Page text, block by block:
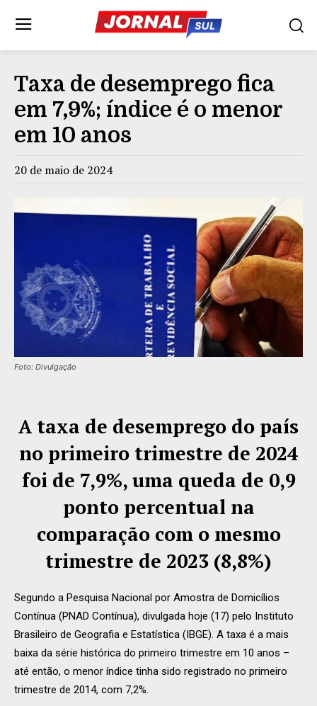
Taxa de desemprego fica
em 7,9%; índice é o menor
em 10 anos
20 de maio de 2024
Foto: Divulgação
A taxa de desemprego do país
no primeiro trimestre de 2024
foi de 7,9%, uma queda de 0,9
ponto percentual na
comparação com o mesmo
trimestre de 2023 (8,8%)
Segundo a Pesquisa Nacional por Amostra de Domicílios
Contínua (PNAD Contínua), divulgada hoje (17) pelo Instituto
Brasileiro de Geografia e Estatística (IBGE). A taxa é a mais
baixa da série histórica do primeiro trimestre em 10 anos –
até então, o menor índice tinha sido registrado no primeiro
trimestre de 2014, com 7,2%.